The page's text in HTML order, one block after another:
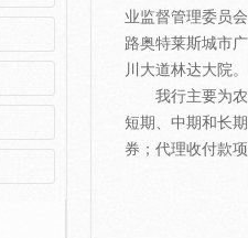
业监督管理委员
路奥特莱斯城市
川大道林达大院。
我行主要为农
短期、中期和长
券；代理收付款